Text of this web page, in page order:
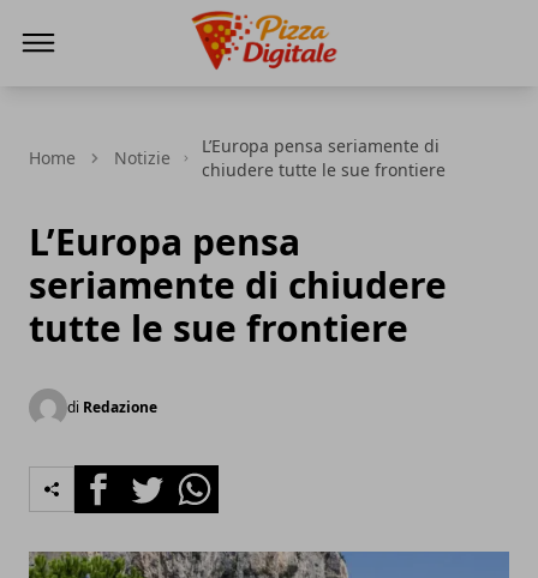
Home Notizie
L’Europa pensa seriamente di
chiudere tutte le sue frontiere
L’Europa pensa
seriamente di chiudere
tutte le sue frontiere
di Redazione
FacebookTwitterWhatsapp